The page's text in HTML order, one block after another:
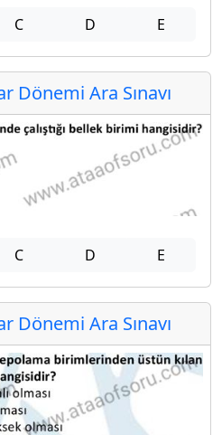
C D E
Dönemi Ara Sınavı
C D E
Dönemi Ara Sınavı